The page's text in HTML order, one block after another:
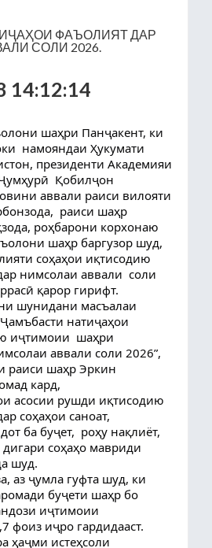
ФАЪОЛИЯТ ДАР
СОЛИ 2026.
14:12:14
шаҳри Панҷакент, ки
намояндаи Ҳукумати
президенти Академияи
Қобилҷон
аввали раиси вилояти
раиси шаҳр
роҳбарони корхонаю
шаҳр баргузор шуд,
соҳаҳои иқтисодию
нимсолаи аввали  соли
қарор гирифт.
натиҷаҳои
иҷтимоии  шаҳри
аввали соли 2026”,
раиси шаҳр Эркин
кард,
асосии рушди иқтисодию
соҳаҳои саноат,
ба буҷет,  роҳу нақлиёт,
соҳаҳо мавриди
шуд.
буҷети шаҳр бо
иҷтимоии
фоиз иҷро гардидааст.